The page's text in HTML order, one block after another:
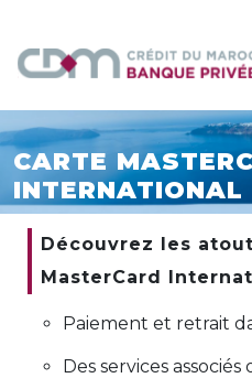
CARTE
INTERNATIONAL
Découvrez les
MasterCard
Paiement et retrait
Des services